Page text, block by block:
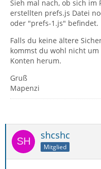
Sieh mal nach, ob sich
erstellten prefs.js Datei
oder "prefs-1.js" befindet.
Falls du keine ältere
kommst du wohl nicht
Konten herum.
Gruß
Mapenzi
shcshc
Mitglied